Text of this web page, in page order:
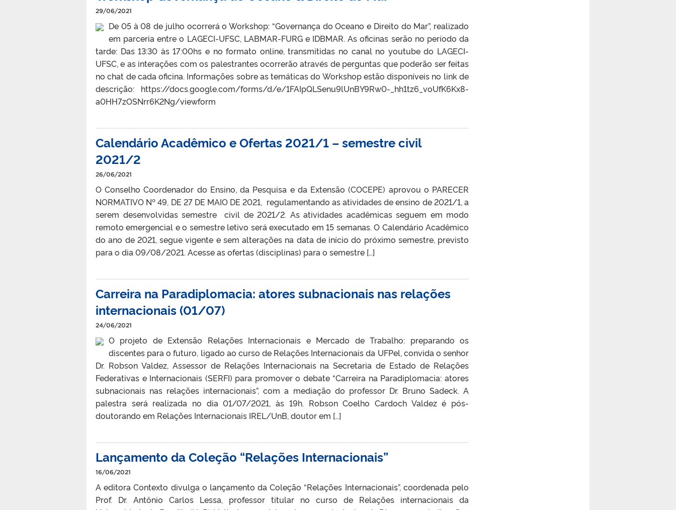
29/06/2021
De 05 à 08 de julho ocorrerá o Workshop: “Governança do Oceano e Direito do Mar”, realizado
em parceria entre o LAGECI-UFSC, LABMAR-FURG e IDBMAR. As oficinas serão no período da
tarde: Das 13:30 às 17:00hs e no formato online, transmitidas no canal no youtube do LAGECI-
UFSC, e as interações com os palestrantes ocorrerão através de perguntas que poderão ser feitas
no chat de cada oficina. Informações sobre as temáticas do Workshop estão disponíveis no link de
descrição: https://docs.google.com/forms/d/e/1FAIpQLSenu9lUnBY9Rw0-_hh1tz6_voUfK6Kx8-
a0HH7zOSNrr6K2Ng/viewform
Calendário Acadêmico e Ofertas 2021/1 – semestre civil
2021/2
26/06/2021
O Conselho Coordenador do Ensino, da Pesquisa e da Extensão (COCEPE) aprovou o PARECER
NORMATIVO Nº 49, DE 27 DE MAIO DE 2021, regulamentando as atividades de ensino de 2021/1, a
serem desenvolvidas semestre civil de 2021/2. As atividades acadêmicas seguem em modo
remoto emergencial e o semestre letivo será executado em 15 semanas. O Calendário Acadêmico
do ano de 2021, segue vigente e sem alterações na data de início do próximo semestre, previsto
para o dia 09/08/2021. Acesse as ofertas (disciplinas) para o semestre […]
Carreira na Paradiplomacia: atores subnacionais nas relações
internacionais (01/07)
24/06/2021
O projeto de Extensão Relações Internacionais e Mercado de Trabalho: preparando os
discentes para o futuro, ligado ao curso de Relações Internacionais da UFPel, convida o senhor
Dr. Robson Valdez, Assessor de Relações Internacionais na Secretaria de Estado de Relações
Federativas e Internacionais (SERFI) para promover o debate “Carreira na Paradiplomacia: atores
subnacionais nas relações internacionais”, com a mediação do professor Dr. Bruno Sadeck. A
palestra será realizada no dia 01/07/2021, às 19h. Robson Coelho Cardoch Valdez é pós-
doutorando em Relações Internacionais IREL/UnB, doutor em […]
Lançamento da Coleção “Relações Internacionais”
16/06/2021
A editora Contexto divulga o lançamento da Coleção “Relações Internacionais”, coordenada pelo
Prof. Dr. Antônio Carlos Lessa, professor titular no curso de Relações internacionais da